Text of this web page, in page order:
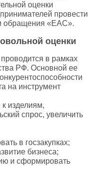
оценки
провести
обращения «ЕАС».
оценки
в рамках
РФ. Основной ее
на инструмент
изделиям,
спрос, увеличить
в госзакупках;
бизнеса;
и сформировать